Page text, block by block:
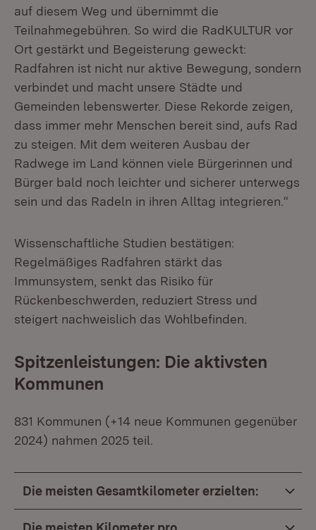
auf diesem Weg und übernimmt die
Teilnahmegebühren. So wird die RadKULTUR vor
Ort gestärkt und Begeisterung geweckt:
Radfahren ist nicht nur aktive Bewegung, sondern
verbindet und macht unsere Städte und
Gemeinden lebenswerter. Diese Rekorde zeigen,
dass immer mehr Menschen bereit sind, aufs Rad
zu steigen. Mit dem weiteren Ausbau der
Radwege im Land können viele Bürgerinnen und
Bürger bald noch leichter und sicherer unterwegs
sein und das Radeln in ihren Alltag integrieren.“
Wissenschaftliche Studien bestätigen:
Regelmäßiges Radfahren stärkt das
Immunsystem, senkt das Risiko für
Rückenbeschwerden, reduziert Stress und
steigert nachweislich das Wohlbefinden.
Spitzenleistungen: Die aktivsten
Kommunen
831 Kommunen (+14 neue Kommunen gegenüber
2024) nahmen 2025 teil.
Die meisten Gesamtkilometer erzielten: